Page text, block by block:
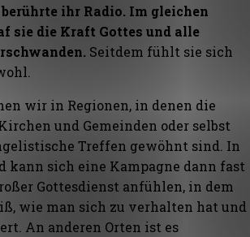
ihr Radio. Im gleichen
sie die Kraft Gottes und alle
Seitdem fühlt sie sich
wir in Regionen, in denen die
und Gemeinden oder selbst
Treffen gewöhnt sind. In
kann sich eine Kampagne dann fast
Gottesdienst anfühlen, in dem
wie man sich zu verhalten hat und
An anderen Orten ist es